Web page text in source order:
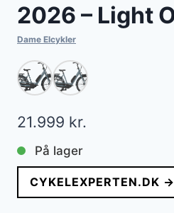
2026 – Light
Dame Elcykler
21.999 kr.
På lager
CYKELEXPERTEN.DK →